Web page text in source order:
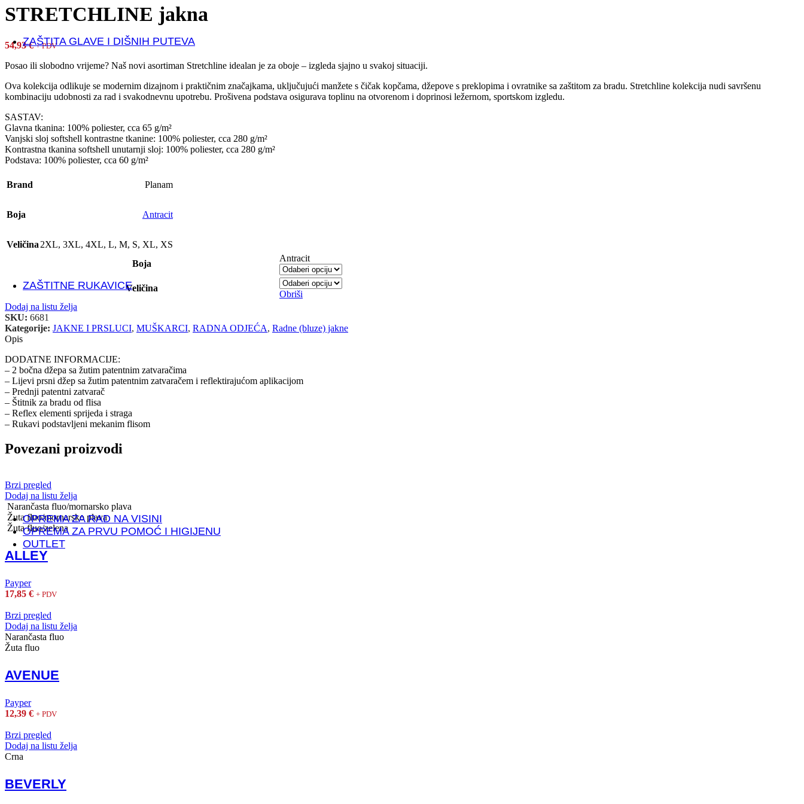
Vezice
ZAŠTITA GLAVE I DIŠNIH PUTEVA
ZAŠTITA GLAVE
Kacige
ZAŠTITA DIŠNIH PUTEVA
Respiratori
Antifoni i čepići protiv buke
ZAŠTITNE RUKAVICE
MEHANIČKI RIZICI
KOŽNE RUKAVICE
RUKAVICE POSEBNE NAMJENE
Antistatik rukavice
Elektroizolacijske rukavice
Mesarske rukavice
OPREMA ZA RAD NA VISINI
OPREMA ZA PRVU POMOĆ I HIGIJENU
OUTLET
STRETCHLINE jakna
54,93€ + PDV
Posao ili slobodno vrijeme? Naš novi asortiman Stretchline idealan je za oboje – izgleda sjajno u svakoj situaciji.
Ova kolekcija odlikuje se modernim dizajnom i praktičnim značajkama, uključujući manžete s čičak kopčama, džepove s preklopima i ovratnike sa zaštitom za bradu. Stretchline kolekcija nudi savršenu
kombinaciju udobnosti za rad i svakodnevnu upotrebu. Prošivena podstava osigurava toplinu na otvorenom i doprinosi ležernom, sportskom izgledu.
SASTAV:
Glavna tkanina: 100% poliester, cca 65 g/m²
Vanjski sloj softshell kontrastne tkanine: 100% poliester, cca 280 g/m²
Kontrastna tkanina softshell unutarnji sloj: 100% poliester, cca 280 g/m²
Podstava: 100% poliester, cca 60 g/m²
Brand Planam
Boja Antracit
Veličina 2XL, 3XL, 4XL, L, M, S, XL, XS
Boja
Antracit
Veličina
Obriši
Dodaj na listu želja
SKU: 6681
Kategorije: JAKNE I PRSLUCI, MUŠKARCI, RADNA ODJEĆA, Radne (bluze) jakne
Opis
DODATNE INFORMACIJE:
– 2 bočna džepa sa žutim patentnim zatvaračima
– Lijevi prsni džep sa žutim patentnim zatvaračem i reflektirajućom aplikacijom
– Prednji patentni zatvarač
– Štitnik za bradu od flisa
– Reflex elementi sprijeda i straga
– Rukavi podstavljeni mekanim flisom
Povezani proizvodi
Brzi pregled
Dodaj na listu želja
Narančasta fluo/mornarsko plava
Žuta fluo/mornarsko plava
Žuta fluo/zelena
ALLEY
Payper
17,85 € + PDV
Brzi pregled
Dodaj na listu želja
Narančasta fluo
Žuta fluo
AVENUE
Payper
12,39 € + PDV
Brzi pregled
Dodaj na listu želja
Crna
BEVERLY